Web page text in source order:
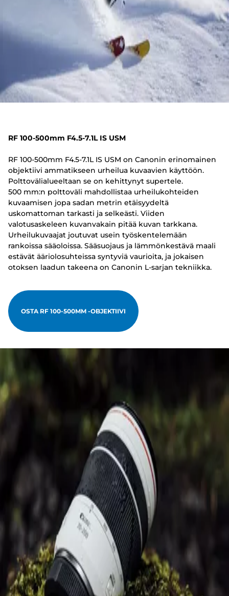
RF 100-500mm F4.5-7.1L IS USM
RF 100-500mm F4.5-7.1L IS USM on Canonin erinomainen
objektiivi ammatikseen urheilua kuvaavien käyttöön.
Polttovälialueeltaan se on kehittynyt supertele.
500 mm:n polttoväli mahdollistaa urheilukohteiden
kuvaamisen jopa sadan metrin etäisyydeltä
uskomattoman tarkasti ja selkeästi. Viiden
valotusaskeleen kuvanvakain pitää kuvan tarkkana.
Urheilukuvaajat joutuvat usein työskentelemään
rankoissa sääoloissa. Sääsuojaus ja lämmönkestävä maali
estävät ääriolosuhteissa syntyviä vaurioita, ja jokaisen
otoksen laadun takeena on Canonin L-sarjan tekniikka.
OSTA RF 100-500MM -OBJEKTIIVI